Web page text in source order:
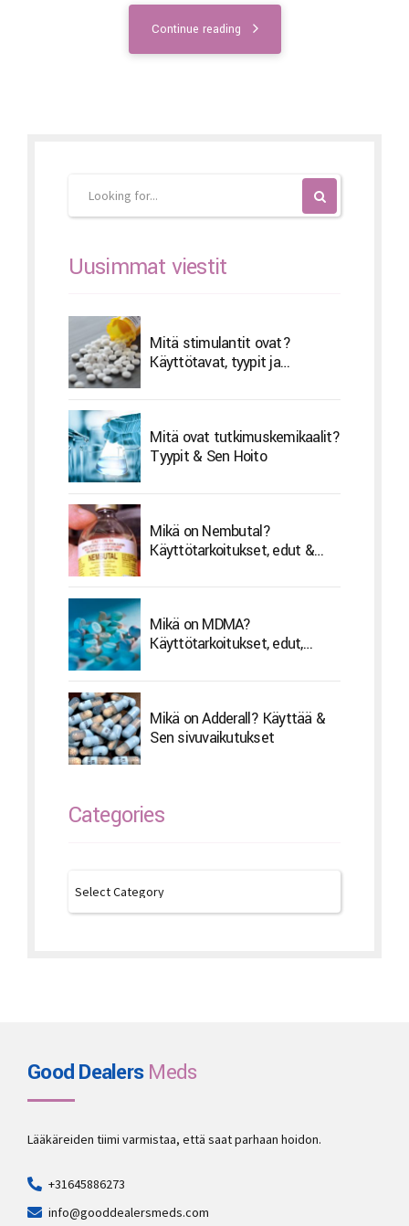
Continue reading
Uusimmat viestit
Mitä stimulantit ovat?
Käyttötavat, tyypit ja
Mitä ovat tutkimuskemikaalit?
Tyypit & Sen Hoito
Mikä on Nembutal?
Käyttötarkoitukset, edut &
Mikä on MDMA?
Käyttötarkoitukset, edut,
Mikä on Adderall? Käyttää &
Sen sivuvaikutukset
Categories
Good DealersMeds
Lääkäreiden tiimi varmistaa, että saat parhaan hoidon.
+31645886273
info@gooddealersmeds.com